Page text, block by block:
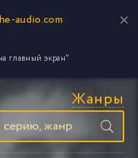
audio.com
главный экран"
Жанры